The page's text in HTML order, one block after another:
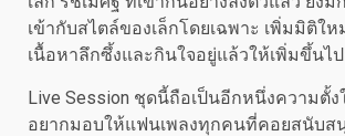
เข้ากับสไตล์ของเล็กโดยเฉพาะ เพิ่มมิติใ
เนื้อหาลึกซึ้งและกินใจอยู่แล้วให้เพิ่มขึ้นไ
Live Session ชุดนี้ถือเป็นอีกหนึ่งความตั้ง
อยากมอบให้แฟนเพลงทุกคนที่คอยสนับสนุ